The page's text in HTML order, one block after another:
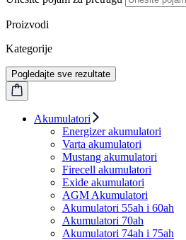
Proizvodi
Kategorije
Pogledajte sve rezultate
Akumulatori
Energizer akumulatori
Varta akumulatori
Mustang akumulatori
Firecell akumulatori
Exide akumulatori
AGM Akumulatori
Akumulatori 55ah i 60ah
Akumulatori 70ah
Akumulatori 74ah i 75ah